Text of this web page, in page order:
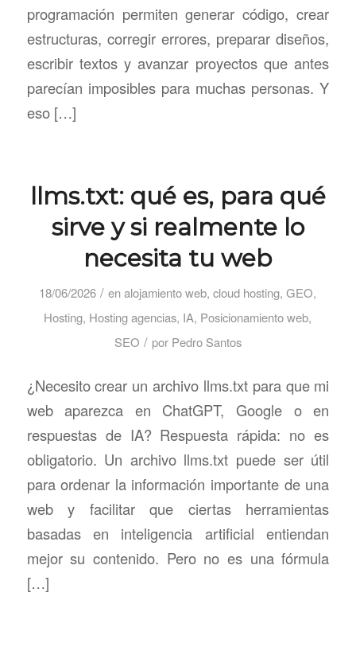
programación permiten generar código, crear
estructuras, corregir errores, preparar diseños,
escribir textos y avanzar proyectos que antes
parecían imposibles para muchas personas. Y
eso […]
llms.txt: qué es, para qué
sirve y si realmente lo
necesita tu web
18/06/2026 / enalojamiento web,cloud hosting,GEO,
Hosting, Hosting agencias, IA, Posicionamiento web,
SEO / por Pedro Santos
¿Necesito crear un archivo llms.txt para que mi
web aparezca en ChatGPT, Google o en
respuestas de IA? Respuesta rápida: no es
obligatorio. Un archivo llms.txt puede ser útil
para ordenar la información importante de una
web y facilitar que ciertas herramientas
basadas en inteligencia artificial entiendan
mejor su contenido. Pero no es una fórmula
[…]